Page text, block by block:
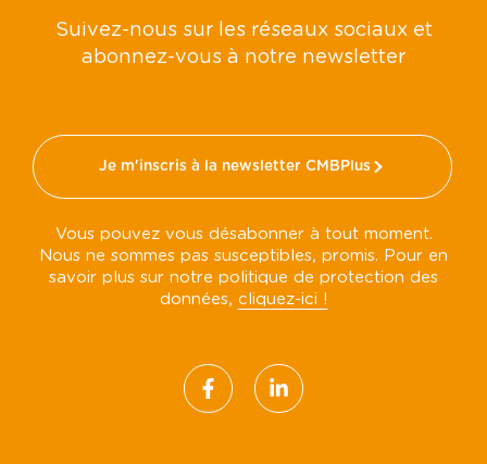
Suivez-nous sur les réseaux sociaux et
abonnez-vous à notre newsletter
Je m'inscris à la newsletter CMBPlus
Vous pouvez vous désabonner à tout moment.
Nous ne sommes pas susceptibles, promis. Pour en
savoir plus sur notre politique de protection des
données, cliquez-ici !